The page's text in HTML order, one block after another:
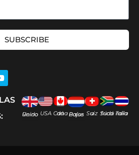
SUBSCRIBE
Reino Unido USA Canadá Países Bajos Suiza Sudáfrica Tailandia